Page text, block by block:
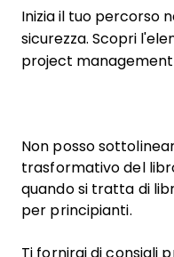
Inizia il tuo percorso
sicurezza. Scopri
project
Non posso
trasformativo del
quando si tratta di
per principianti.
Ti fornirai di consigli